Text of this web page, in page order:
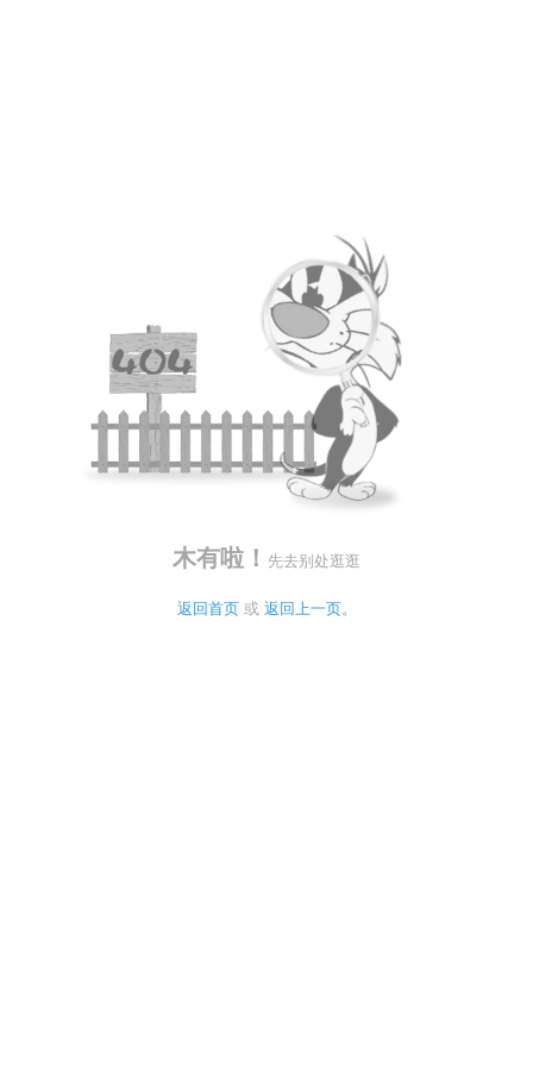
木有啦！ 先去别处逛逛
返回首页 或 返回上一页。